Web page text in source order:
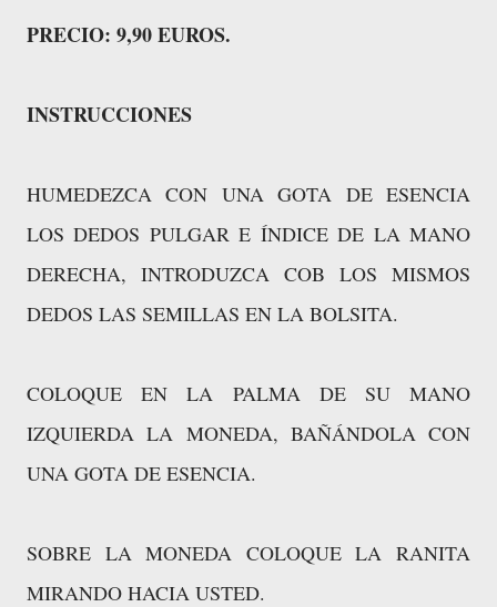
PRECIO: 9,90 EUROS.
INSTRUCCIONES
HUMEDEZCA CON UNA GOTA DE ESENCIA
LOS DEDOS PULGAR E ÍNDICE DE LA MANO
DERECHA, INTRODUZCA COB LOS MISMOS
DEDOS LAS SEMILLAS EN LA BOLSITA.
COLOQUE EN LA PALMA DE SU MANO
IZQUIERDA LA MONEDA, BAÑÁNDOLA CON
UNA GOTA DE ESENCIA.
SOBRE LA MONEDA COLOQUE LA RANITA
MIRANDO HACIA USTED.